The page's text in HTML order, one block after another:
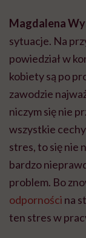
Magdalena
sytuacje. Na
powiedział w
kobiety są po
zawodzie
niczym się nie
wszystkie
stres, to się nie
bardzo
problem. Bo
odporności na
ten stres w